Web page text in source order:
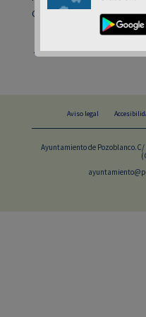
CONSTRUCCION-1.pdf
←Anterior
Aviso legal
Ayuntamiento de